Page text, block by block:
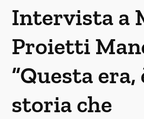
Intervista a
Proietti
“Questa era,
storia che